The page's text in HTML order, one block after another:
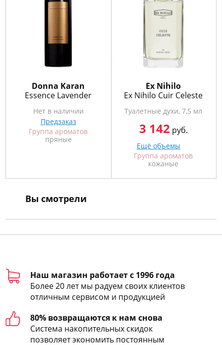
Donna Karan
Essence Lavender
Нет в наличии
Предзаказ
Группа ароматов
пряные
Ex Nihilo
Ex Nihilo Cuir Celeste
Туалетные духи, 7,5 мл
3 142 руб.
Ещё объемы
Группа ароматов
кожаные
Вы смотрели
Наш магазин работает с 1996 года
Более 20 лет мы радуем своих клиентов
отличным сервисом и продукцией
80% возвращаются к нам снова
Система накопительных скидок
позволяет экономить постоянным